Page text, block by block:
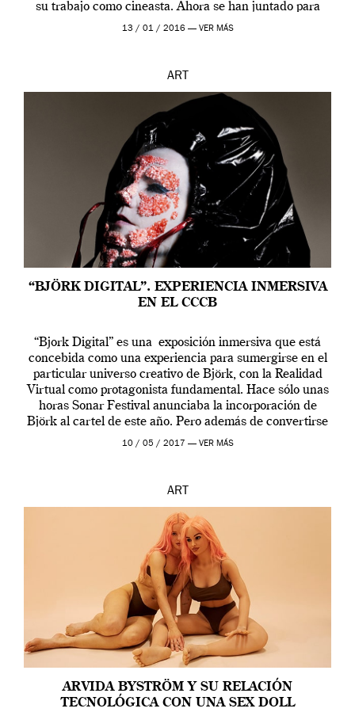
su trabajo como cineasta. Ahora se han juntado para
contarnos una […]
13 / 01 / 2016 — VER MÁS
ART
“BJÖRK DIGITAL”. EXPERIENCIA INMERSIVA
EN EL CCCB
“Bjork Digital” es una exposición inmersiva que está
concebida como una experiencia para sumergirse en el
particular universo creativo de Björk, con la Realidad
Virtual como protagonista fundamental. Hace sólo unas
horas Sonar Festival anunciaba la incorporación de
Björk al cartel de este año. Pero además de convertirse
en una de las actuaciones más relevantes […]
10 / 05 / 2017 — VER MÁS
ART
ARVIDA BYSTRÖM Y SU RELACIÓN
TECNOLÓGICA CON UNA SEX DOLL